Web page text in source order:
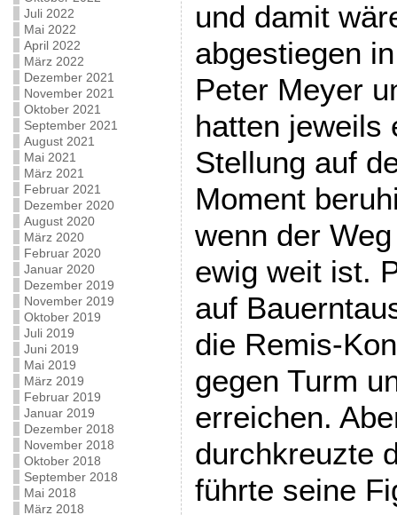
Juli 2022
Mai 2022
April 2022
März 2022
Dezember 2021
November 2021
Oktober 2021
September 2021
August 2021
Mai 2021
März 2021
Februar 2021
Dezember 2020
August 2020
März 2020
Februar 2020
Januar 2020
Dezember 2019
November 2019
Oktober 2019
Juli 2019
Juni 2019
Mai 2019
März 2019
Februar 2019
Januar 2019
Dezember 2018
November 2018
Oktober 2018
September 2018
Mai 2018
März 2018
und damit
abgestiegen
Peter Meyer
hatten jeweils
Stellung auf
Moment
wenn der
ewig weit ist.
auf
die Remis-
gegen Turm
erreichen.
durchkreuzte
führte seine